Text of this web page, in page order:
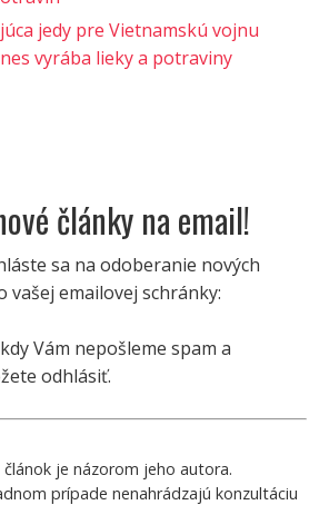
jedy pre Vietnamskú vojnu
vyrába lieky a potraviny
články na email!
sa na odoberanie nových
vašej emailovej schránky:
Vám nepošleme spam a
odhlásiť.
je názorom jeho autora.
prípade nenahrádzajú konzultáciu